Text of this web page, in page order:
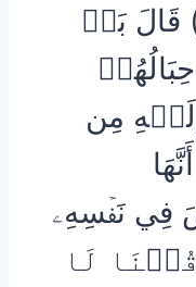
أَلۡقَىٰ (65) قَالَ بَلۡ
مِن
فِي نَفۡسِهِۦ
مُّوسَىٰ (67) قُلۡنَا لَا